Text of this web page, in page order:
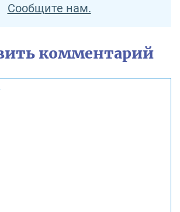
Сообщите нам.
комментарий